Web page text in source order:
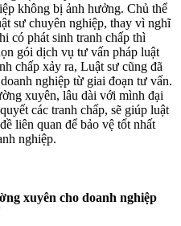
không bị ảnh hưởng. Chủ thể
sư chuyên nghiệp, thay vì nghĩ
có phát sinh tranh chấp thì
gói dịch vụ tư vấn pháp luật
chấp xảy ra, Luật sư cũng đã
nghiệp từ giai đoạn tư vấn.
xuyên, lâu dài với mình đại
các tranh chấp, sẽ giúp luật
liên quan để bảo vệ tốt nhất
nghiệp.
xuyên cho doanh nghiệp